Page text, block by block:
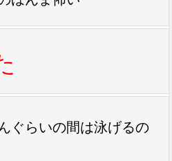
ぐらいの間は泳げるの